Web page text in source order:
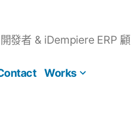
發者 & iDempiere ERP
Works